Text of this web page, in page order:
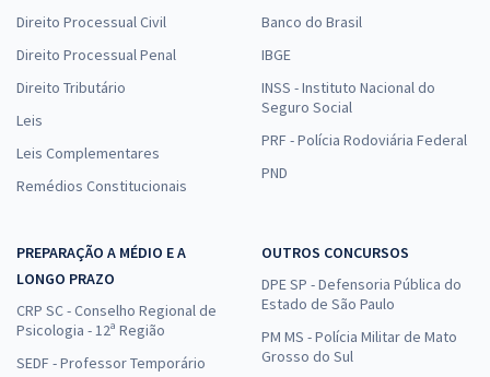
Direito Processual Civil
Direito Processual Penal
Direito Tributário
Leis
Leis Complementares
Remédios Constitucionais
Banco do Brasil
IBGE
INSS - Instituto Nacional do
Seguro Social
PRF - Polícia Rodoviária Federal
PND
PREPARAÇÃO A MÉDIO E A
LONGO PRAZO
CRP SC - Conselho Regional de
Psicologia - 12ª Região
SEDF - Professor Temporário
OUTROS CONCURSOS
DPE SP - Defensoria Pública do
Estado de São Paulo
PM MS - Polícia Militar de Mato
Grosso do Sul